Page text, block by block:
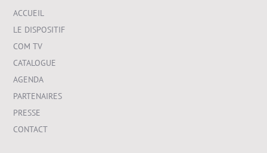
ACCUEIL
LE DISPOSITIF
COM TV
CATALOGUE
AGENDA
PARTENAIRES
PRESSE
CONTACT